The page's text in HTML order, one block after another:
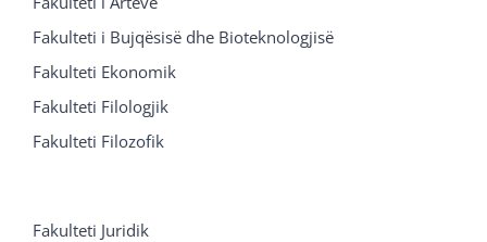
Fakulteti i Bujqësisë dhe Bioteknologjisë
Fakulteti Ekonomik
Fakulteti Filologjik
Fakulteti Filozofik
Fakulteti Juridik